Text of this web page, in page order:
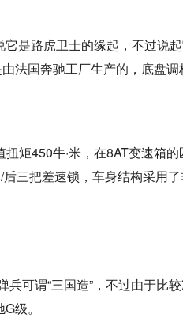
是路虎卫士的缘起，不过说
法国奔驰工厂生产的，底盘调
矩450牛·米，在8AT变速箱的
三把差速锁，车身结构采用
可谓“三国造”，不过由于比较
级。